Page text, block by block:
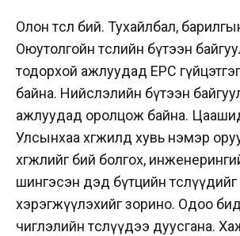
Олон төсөл бий. Тухайлбал,
Оюутолгойн төслийн бүтээн
тодорхой ажлуудад EPC
байна. Нийслэлийн бүтээн
ажлуудад оролцож байна.
Улсынхаа хөгжилд хувь нэмэр
хөгжлийг бий болгох,
шингэсэн дэд бүтцийн төслүүдийг
хэрэгжүүлэхийг зорино. Одоо
чиглэлийн төслүүдээ дуусгана.